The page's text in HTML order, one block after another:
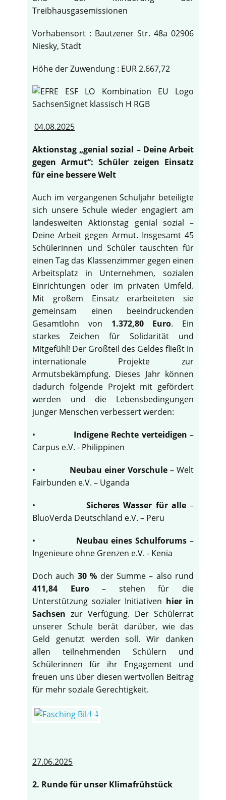
Treibhausgasemissionen
Vorhabensort : Bautzener Str. 48a 02906
Niesky, Stadt
Höhe der Zuwendung : EUR 2.667,72
04.08.2025
Aktionstag „genial sozial – Deine Arbeit
gegen Armut“: Schüler zeigen Einsatz
für eine bessere Welt
Auch im vergangenen Schuljahr beteiligte
sich unsere Schule wieder engagiert am
landesweiten Aktionstag genial sozial –
Deine Arbeit gegen Armut. Insgesamt 45
Schülerinnen und Schüler tauschten für
einen Tag das Klassenzimmer gegen einen
Arbeitsplatz in Unternehmen, sozialen
Einrichtungen oder im privaten Umfeld.
Mit großem Einsatz erarbeiteten sie
gemeinsam einen beeindruckenden
Gesamtlohn von 1.372,80 Euro. Ein
starkes Zeichen für Solidarität und
Mitgefühl! Der Großteil des Geldes fließt in
internationale Projekte zur
Armutsbekämpfung. Dieses Jahr können
dadurch folgende Projekt mit gefördert
werden und die Lebensbedingungen
junger Menschen verbessert werden:
• Indigene Rechte verteidigen –
Carpus e.V. - Philippinen
• Neubau einer Vorschule – Welt
Fairbunden e.V. – Uganda
•Sicheres Wasser für alle–
BluoVerda Deutschland e.V. – Peru
• Neubau eines Schulforums –
Ingenieure ohne Grenzen e.V. - Kenia
Doch auch 30 % der Summe – also rund
411,84 Euro– stehen für die
Unterstützung sozialer Initiativen hier in
Sachsen zur Verfügung. Der Schülerrat
unserer Schule berät darüber, wie das
Geld genutzt werden soll. Wir danken
allen teilnehmenden Schülern und
Schülerinnen für ihr Engagement und
freuen uns über diesen wertvollen Beitrag
für mehr soziale Gerechtigkeit.
27.06.2025
2. Runde für unser Klimafrühstück